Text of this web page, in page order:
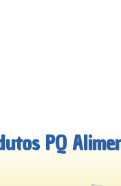
PQ